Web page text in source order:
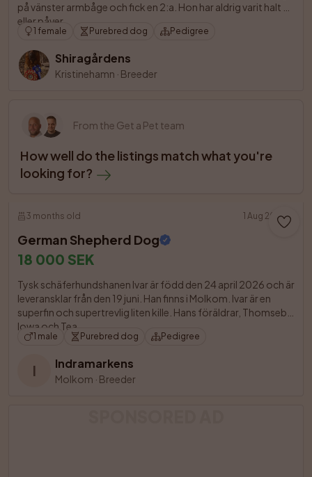
på vänster armbåge och fick en 2:a. Hon har aldrig varit halt
eller påver
1 female Purebred dog Pedigree
Shiragårdens
Kristinehamn · Breeder
From the Get a Pet team
How well do the listings match what you're
looking for?
3 months old 1 Aug 2026
German Shepherd Dog
18 000 SEK
Tysk schäferhundshanen Ivar är född den 24 april 2026 och är
leveransklar från den 19 juni. Han finns i Molkom. Ivar är en
superfin och supertrevlig liten kille. Hans föräldrar, Thomsebo
Iowa och Tea
1 male Purebred dog Pedigree
I Indramarkens
Molkom · Breeder